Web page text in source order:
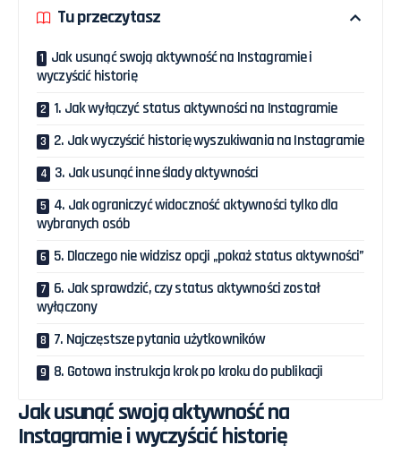
Tu przeczytasz
Jak usunąć swoją aktywność na Instagramie i
wyczyścić historię
1. Jak wyłączyć status aktywności na Instagramie
2. Jak wyczyścić historię wyszukiwania na Instagramie
3. Jak usunąć inne ślady aktywności
4. Jak ograniczyć widoczność aktywności tylko dla
wybranych osób
5. Dlaczego nie widzisz opcji „pokaż status aktywności”
6. Jak sprawdzić, czy status aktywności został
wyłączony
7. Najczęstsze pytania użytkowników
8. Gotowa instrukcja krok po kroku do publikacji
Jak usunąć swoją aktywność na
Instagramie i wyczyścić historię